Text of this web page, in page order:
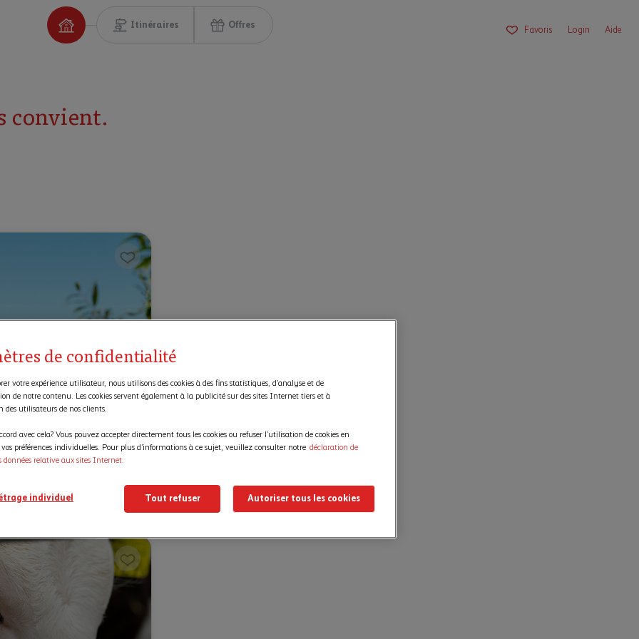
Favoris Login Aide
Itinéraires Offres
convient.
des étangs aux
lac de Constance
de confidentialité
votre expérience utilisateur, nous utilisons des cookies à des fins statistiques, d’analyse et de
de notre contenu. Les cookies servent également à la publicité sur des sites Internet tiers et à
des utilisateurs de nos clients.
avec cela? Vous pouvez accepter directement tous les cookies ou refuser l’utilisation de cookies en
préférences individuelles. Pour plus d’informations à ce sujet, veuillez consulter notre déclaration de
données relative aux sites Internet.
individuel Tout refuser Autoriser tous les cookies